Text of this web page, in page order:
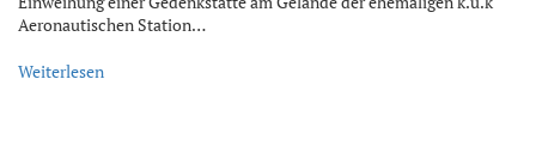
Aeronautischen Station…
Weiterlesen